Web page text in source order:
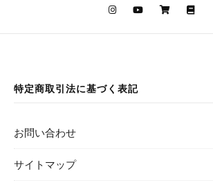
特定商取引法に基づく表記
お問い合わせ
サイトマップ